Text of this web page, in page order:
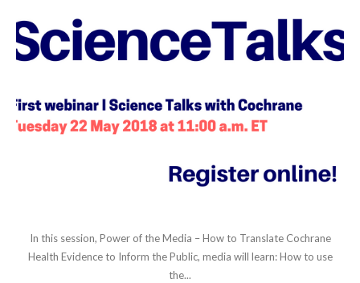
In this session, Power of the Media – How to Translate Cochrane
Health Evidence to Inform the Public, media will learn: How to use
the...